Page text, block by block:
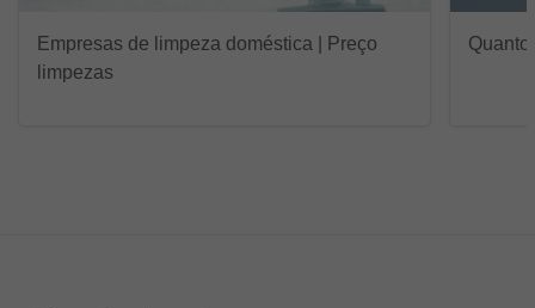
Empresas de limpeza doméstica | Preço
limpezas